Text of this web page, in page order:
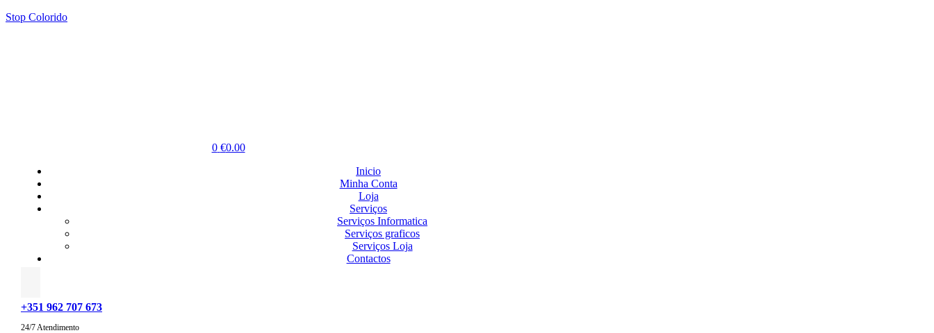
Stop Colorido
0 €0.00
Inicio
Minha Conta
Loja
Serviços
Serviços Informatica
Serviços graficos
Serviços Loja
Contactos
+351 962 707 673
24/7 Atendimento